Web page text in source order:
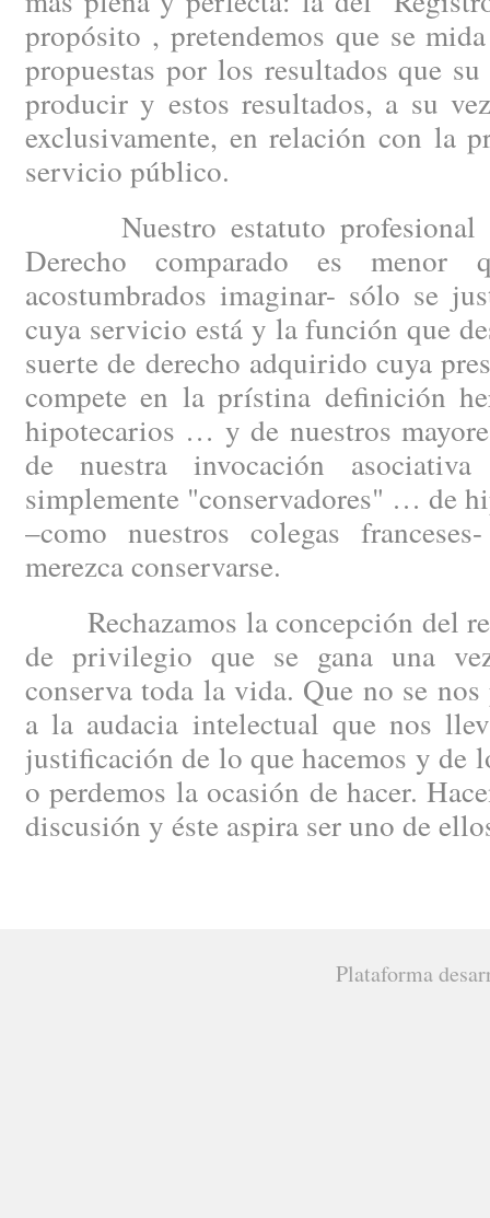
propósito , pretendemos que se
propuestas por los resultados que
producir y estos resultados, a su
exclusivamente, en relación con la
servicio público.
Nuestro estatuto profesional
Derecho comparado es menor
acostumbrados imaginar- sólo se
cuya servicio está y la función que
suerte de derecho adquirido cuya
compete en la prístina definición
hipotecarios … y de nuestros
de nuestra invocación
simplemente "conservadores" … de
–como nuestros colegas
merezca conservarse.
Rechazamos la concepción del
de privilegio que se gana una
conserva toda la vida. Que no se
a la audacia intelectual que nos
justificación de lo que hacemos y de
o perdemos la ocasión de hacer.
discusión y éste aspira ser uno de
Plataforma